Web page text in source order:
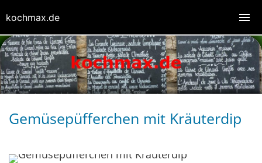
Gemüsepüfferchen mit Kräuterdip
kochmax.de